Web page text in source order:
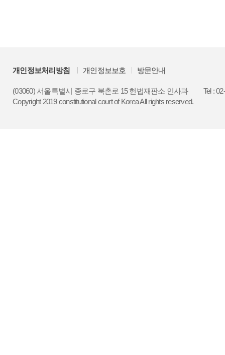
개인정보처리방침 개인정보보호 방문안내
(03060) 서울특별시 종로구 북촌로 15 헌법재판소 인사과
Tel :
Copyright 2019 constitutional court of Korea All rights reserved.